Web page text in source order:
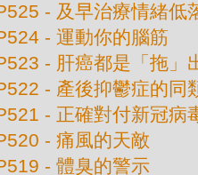
- 及早治療情緒低
- 運動你的腦筋
- 肝癌都是「拖」
- 產後抑鬱症的同
- 正確對付新冠病
- 痛風的天敵
- 體臭的警示